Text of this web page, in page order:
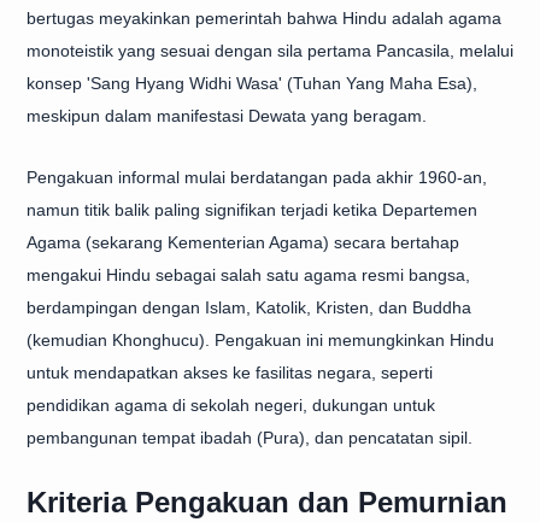
bertugas meyakinkan pemerintah bahwa Hindu adalah agama
monoteistik yang sesuai dengan sila pertama Pancasila, melalui
konsep 'Sang Hyang Widhi Wasa' (Tuhan Yang Maha Esa),
meskipun dalam manifestasi Dewata yang beragam.
Pengakuan informal mulai berdatangan pada akhir 1960-an,
namun titik balik paling signifikan terjadi ketika Departemen
Agama (sekarang Kementerian Agama) secara bertahap
mengakui Hindu sebagai salah satu agama resmi bangsa,
berdampingan dengan Islam, Katolik, Kristen, dan Buddha
(kemudian Khonghucu). Pengakuan ini memungkinkan Hindu
untuk mendapatkan akses ke fasilitas negara, seperti
pendidikan agama di sekolah negeri, dukungan untuk
pembangunan tempat ibadah (Pura), dan pencatatan sipil.
Kriteria Pengakuan dan Pemurnian